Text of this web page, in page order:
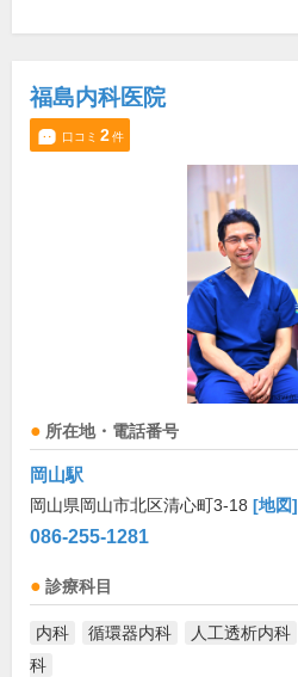
福島内科医院
口コミ 2件
所在地・電話番号
岡山駅
岡山県岡山市北区清心町3-18 [地図]
086-255-1281
診療科目
内科 循環器内科 人工透析内科
科